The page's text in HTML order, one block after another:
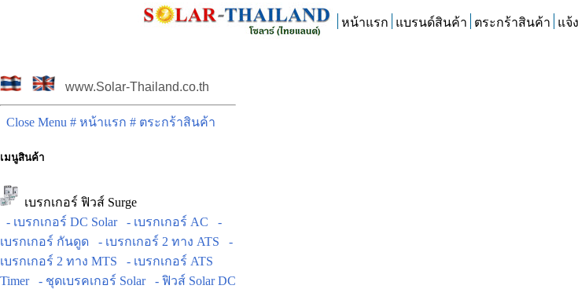
หน้าแรก แบรนด์สินค้า ตระกร้าสินค้า แจ้
www.Solar-Thailand.co.th
Close Menu # หน้าแรก # ตระกร้าสินค้า
เมนูสินค้า
เบรกเกอร์ ฟิวส์ Surge
- เบรกเกอร์ DC Solar
- เบรกเกอร์ AC
-
เบรกเกอร์ กันดูด
- เบรกเกอร์ 2 ทาง ATS
-
เบรกเกอร์ 2 ทาง MTS
- เบรกเกอร์ ATS
Timer
- ชุดเบรคเกอร์ Solar
- ฟิวส์ Solar DC